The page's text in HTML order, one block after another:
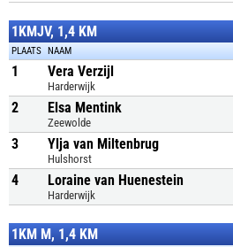
1KMJV, 1,4 KM
PLAATS NAAM
1 Vera Verzijl
Harderwijk
2 Elsa Mentink
Zeewolde
3 Ylja van Miltenbrug
Hulshorst
4 Loraine van Huenestein
Harderwijk
1KM M, 1,4 KM